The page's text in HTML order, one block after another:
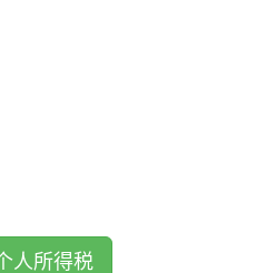
人所得税